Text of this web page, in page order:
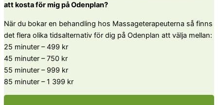
att kosta för mig på Odenplan?
När du bokar en behandling hos Massageterapeuterna så finns
det flera olika tidsalternativ för dig på Odenplan att välja mellan:
25 minuter – 499 kr
45 minuter – 750 kr
55 minuter – 999 kr
85 minuter – 1 399 kr